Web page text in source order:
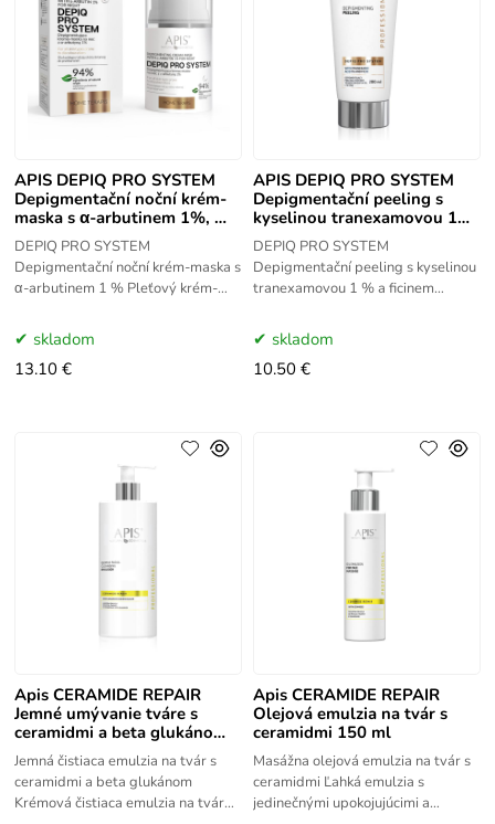
APIS DEPIQ PRO SYSTEM
Depigmentační noční krém-
maska s α-arbutinem 1%, 50
ml
DEPIQ PRO SYSTEM
Depigmentační noční krém-maska s
α-arbutinem 1 % Pleťový krém-
depigmentační účinek během noční
skladom
13.10 €
APIS DEPIQ PRO SYSTEM
Depigmentační peeling s
kyselinou tranexamovou 1
% a ficinem, 200 ml
DEPIQ PRO SYSTEM
Depigmentační peeling s kyselinou
tranexamovou 1 % a ficinem
peeling s depigmentačními účinky.
skladom
10.50 €
Apis CERAMIDE REPAIR
Jemné umývanie tváre s
ceramidmi a beta glukánom
500 ml
Jemná čistiaca emulzia na tvár s
ceramidmi a beta glukánom
Krémová čistiaca emulzia na tvár
Apis CERAMIDE REPAIR
Olejová emulzia na tvár s
ceramidmi 150 ml
Masážna olejová emulzia na tvár s
ceramidmi Ľahká emulzia s
jedinečnými upokojujúcimi a